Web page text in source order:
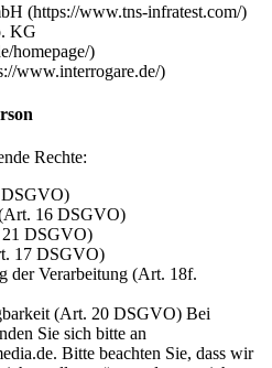
(https://www.tns-infratest.com/)
KG
homepage/)
www.interrogare.de/)
Rechte:
DSGVO)
16 DSGVO)
21 DSGVO)
17 DSGVO)
der Verarbeitung (Art. 18f.
(Art. 20 DSGVO) Bei
Sie sich bitte an
Bitte beachten Sie, dass wir